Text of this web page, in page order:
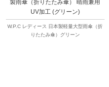
製雨傘（折りたたみ傘） 晴雨兼用
UV加工 (グリーン)
W.P.C レディース 日本製軽量大型雨傘（折
りたたみ傘）グリーン